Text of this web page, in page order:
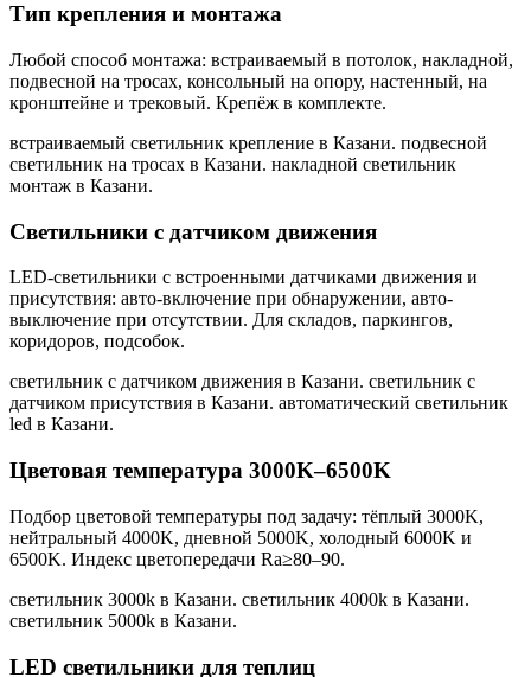
Тип крепления и монтажа
Любой способ монтажа: встраиваемый в потолок, накладной,
подвесной на тросах, консольный на опору, настенный, на
кронштейне и трековый. Крепёж в комплекте.
встраиваемый светильник крепление в Казани. подвесной
светильник на тросах в Казани. накладной светильник
монтаж в Казани.
Светильники с датчиком движения
LED-светильники с встроенными датчиками движения и
присутствия: авто-включение при обнаружении, авто-
выключение при отсутствии. Для складов, паркингов,
коридоров, подсобок.
светильник с датчиком движения в Казани. светильник с
датчиком присутствия в Казани. автоматический светильник
led в Казани.
Цветовая температура 3000K–6500K
Подбор цветовой температуры под задачу: тёплый 3000K,
нейтральный 4000K, дневной 5000K, холодный 6000K и
6500K. Индекс цветопередачи Ra≥80–90.
светильник 3000k в Казани. светильник 4000k в Казани.
светильник 5000k в Казани.
LED светильники для теплиц